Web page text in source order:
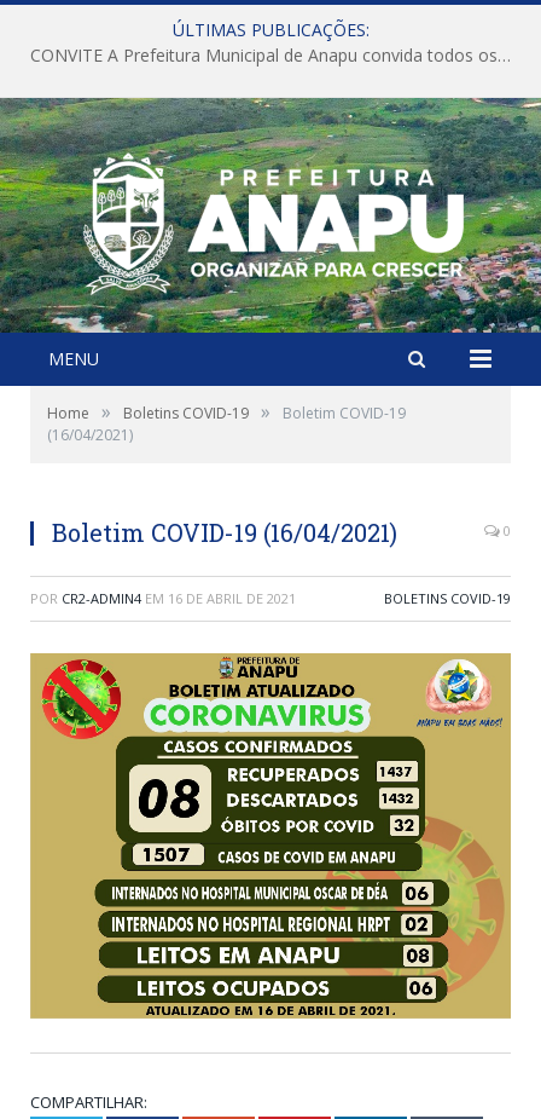
ÚLTIMAS PUBLICAÇÕES:
CONVITE A Prefeitura Municipal de Anapu convida todos os servidores públicos municipais para participarem da Audiência Pública de discussão da Lei de Diretrizes Orçamentárias (LDO), importante instrumento de planejamento das ações e investimentos da Administração Pública para o próximo exercício financeiro.
MENU
Home » Boletins COVID-19 »
Boletim COVID-19
(16/04/2021)
Boletim COVID-19 (16/04/2021) 0
POR CR2-ADMIN4 EM 16 DE ABRIL DE 2021 BOLETINS COVID-19
COMPARTILHAR: